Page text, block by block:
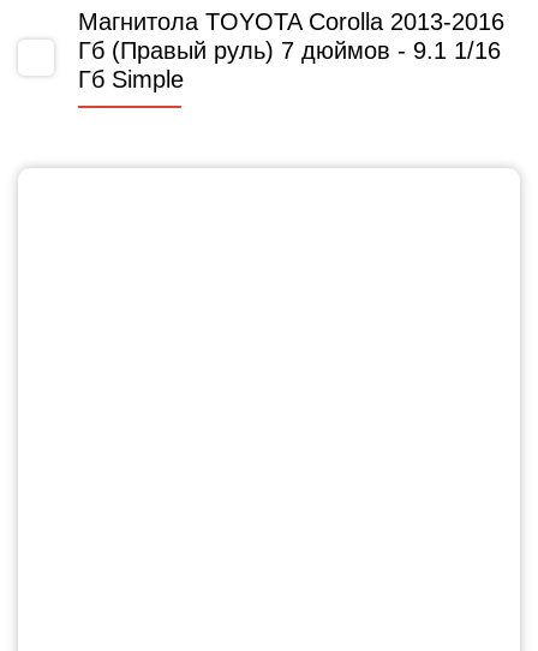
Магнитола TOYOTA Corolla 2013-2016
Гб (Правый руль) 7 дюймов - 9.1 1/16
Гб Simple